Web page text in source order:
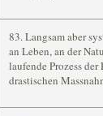
83. Langsam aber
an Leben, an der
laufende Prozess
drastischen